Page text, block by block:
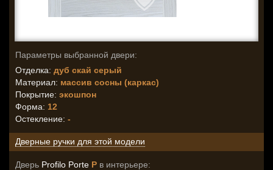
Параметры выбранной двери:
Отделка: дуб скай серый
Материал: массив сосны (каркас)
Покрытие: экошпон
Форма: 12
Остекление: -
Дверные ручки для этой модели
Дверь Profilo Porte P в интерьере: